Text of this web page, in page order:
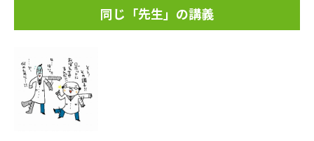
同じ「先生」の講義